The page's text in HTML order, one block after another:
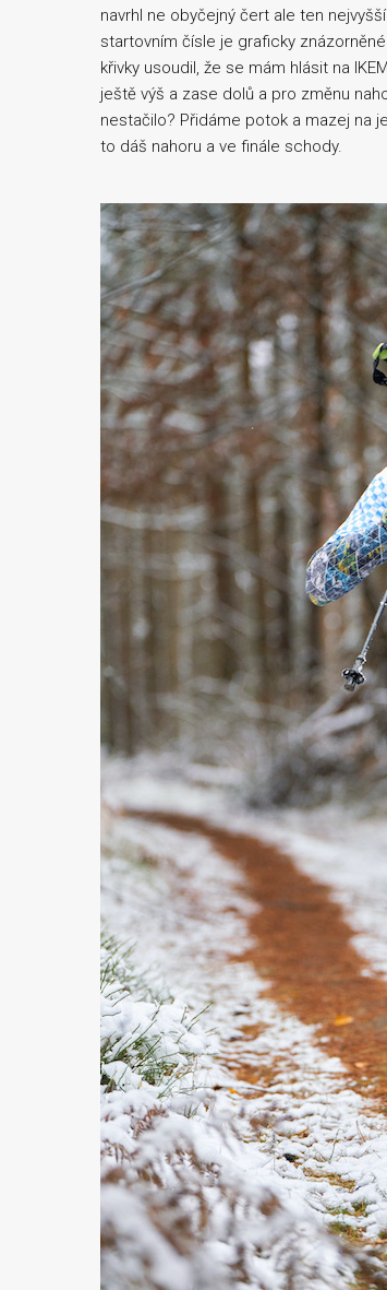
navrhl ne obyčejný čert ale ten
startovním čísle je graficky
křivky usoudil, že se mám hlásit na
ještě výš a zase dolů a pro změnu
nestačilo? Přidáme potok a mazej na
to dáš nahoru a ve finále schody.